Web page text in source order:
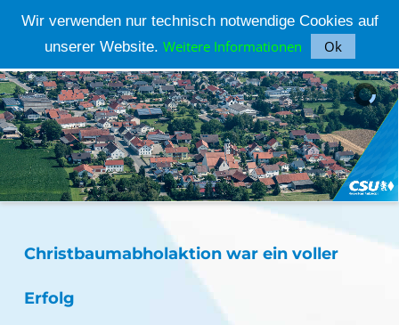
CSU ORTSVERBAND PARKSTETTEN
Christbaumabholaktion war ein voller
Erfolg
Wir verwenden nur technisch notwendige Cookies auf
unserer Website. Weitere Informationen Ok